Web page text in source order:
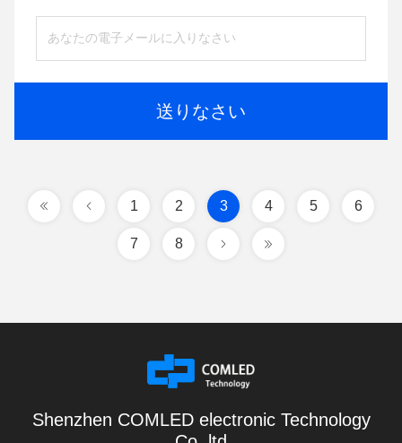
送りなさい
1 2 3 4 5 6
7 8
Shenzhen COMLED electronic Technology